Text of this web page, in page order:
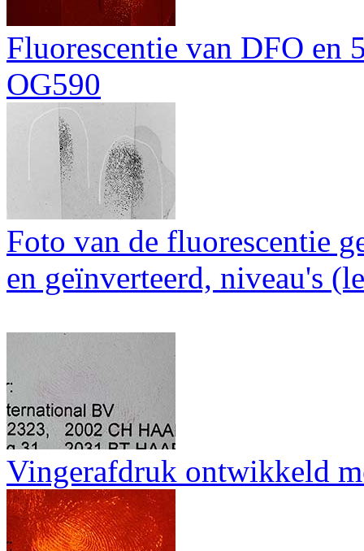
Fluorescentie van DFO
OG590
Foto van de fluorescentie
en geïnverteerd, niveau's
Vingerafdruk ontwikkeld